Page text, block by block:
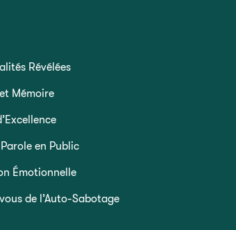
Révélées
Mémoire
en Public
Émotionnelle
de l’Auto-Sabotage